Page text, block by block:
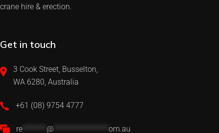
crane hire & erection.
Get in touch
3 Cook Street, Busselton,
WA 6280, Australia
+61 (08) 9754 4777
re @ om.au